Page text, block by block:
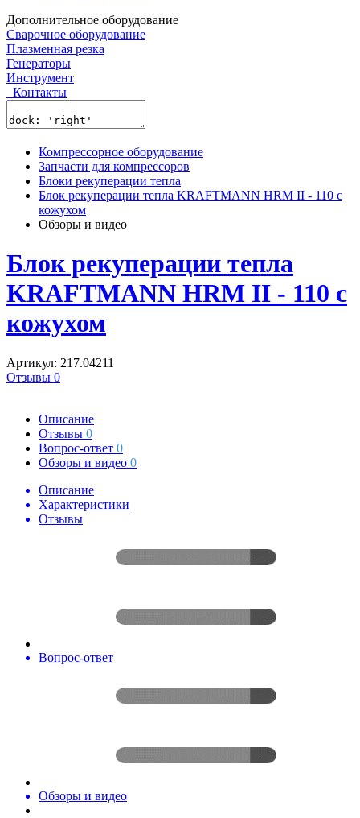
Дополнительное оборудование
Сварочное оборудование
Плазменная резка
Генераторы
Инструмент
Контакты
Компрессорное оборудование
Запчасти для компрессоров
Блоки рекуперации тепла
Блок рекуперации тепла KRAFTMANN HRM II - 110 с
кожухом
Обзоры и видео
Блок рекуперации тепла
KRAFTMANN HRM II - 110 с
кожухом
Артикул: 217.04211
Отзывы 0
Описание
Отзывы 0
Вопрос-ответ 0
Обзоры и видео 0
Описание
Характеристики
Отзывы
Вопрос-ответ
Обзоры и видео